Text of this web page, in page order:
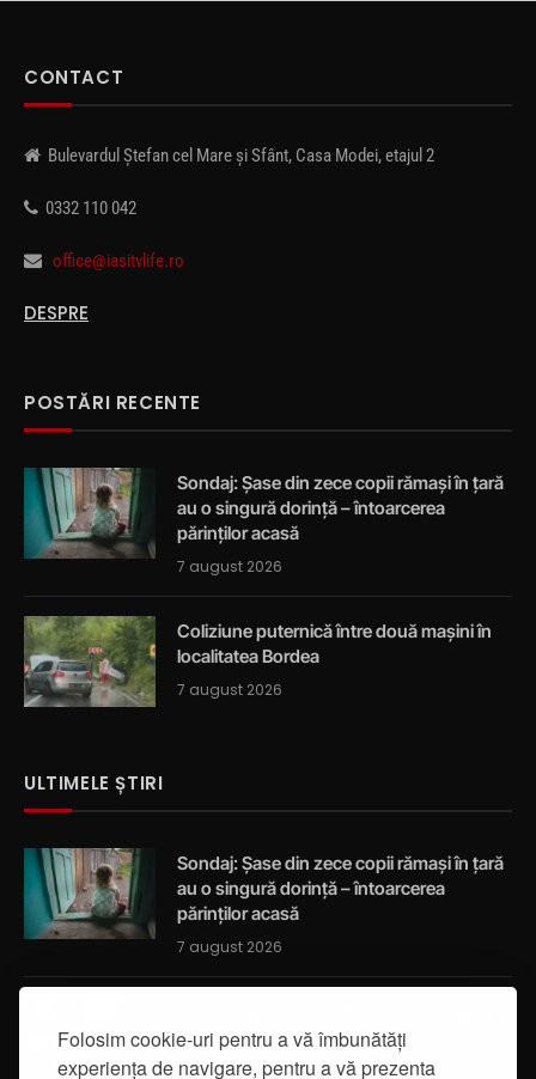
Folosim cookie-uri pentru a vă îmbunătăți
experiența de navigare, pentru a vă prezenta
CONTACT
Bulevardul Ștefan cel Mare și Sfânt, Casa Modei, etajul 2
0332 110 042
office@iasitvlife.ro
DESPRE
POSTĂRI RECENTE
Sondaj: Șase din zece copii rămași în țară
au o singură dorință – întoarcerea
părinților acasă
7 august 2026
Coliziune puternică între două mașini în
localitatea Bordea
7 august 2026
ULTIMELE ȘTIRI
Sondaj: Șase din zece copii rămași în țară
au o singură dorință – întoarcerea
părinților acasă
7 august 2026
localitatea Bordea
7 august 2026